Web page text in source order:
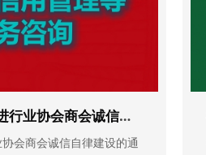
福建省民政厅关于深入推进行业协会商会诚信自律建设的通知
会商会诚信自律建设的通